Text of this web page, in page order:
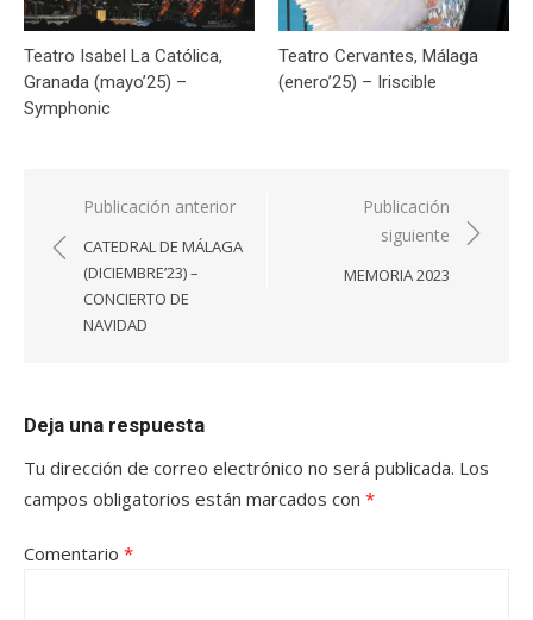
Teatro Isabel La Católica,
Granada (mayo’25) –
Symphonic
Teatro Cervantes, Málaga
(enero’25) – Iriscible
Navegación
de
entradas
Publicación anterior
CATEDRAL DE MÁLAGA
(DICIEMBRE’23) –
CONCIERTO DE
NAVIDAD
Publicación
siguiente
MEMORIA 2023
Deja una respuesta
Tu dirección de correo electrónico no será publicada. Los
campos obligatorios están marcados con *
Comentario *